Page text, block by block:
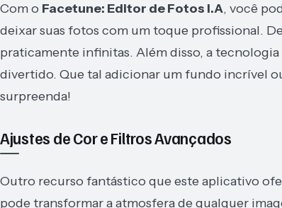
Com o Facetune: Editor de Fotos I.A, você
deixar suas fotos com um toque profissional.
praticamente infinitas. Além disso, a
divertido. Que tal adicionar um fundo incrível
surpreenda!
Ajustes de Cor e Filtros Avançados
Outro recurso fantástico que este aplicativo
pode transformar a atmosfera de qualquer